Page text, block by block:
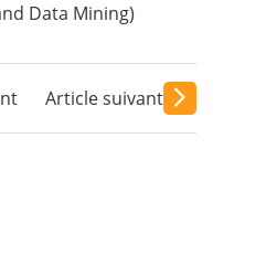
Data Mining)
Article suivant